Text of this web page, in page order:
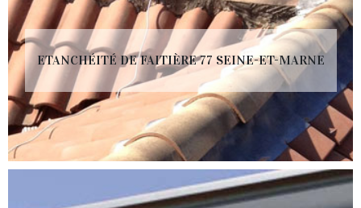
ETANCHÉITÉ DE FAITIÈRE 77 SEINE-ET-MARNE